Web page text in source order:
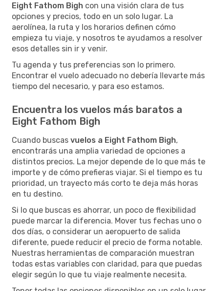
Eight Fathom Bigh con una visión clara de tus
opciones y precios, todo en un solo lugar. La
aerolínea, la ruta y los horarios definen cómo
empieza tu viaje, y nosotros te ayudamos a resolver
esos detalles sin ir y venir.
Tu agenda y tus preferencias son lo primero.
Encontrar el vuelo adecuado no debería llevarte más
tiempo del necesario, y para eso estamos.
Encuentra los vuelos más baratos a
Eight Fathom Bigh
Cuando buscas vuelos a Eight Fathom Bigh,
encontrarás una amplia variedad de opciones a
distintos precios. La mejor depende de lo que más te
importe y de cómo prefieras viajar. Si el tiempo es tu
prioridad, un trayecto más corto te deja más horas
en tu destino.
Si lo que buscas es ahorrar, un poco de flexibilidad
puede marcar la diferencia. Mover tus fechas uno o
dos días, o considerar un aeropuerto de salida
diferente, puede reducir el precio de forma notable.
Nuestras herramientas de comparación muestran
todas estas variables con claridad, para que puedas
elegir según lo que tu viaje realmente necesita.